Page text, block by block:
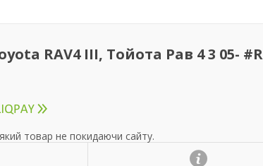
RAV4 III, Тойота Рав 4 3 05-
товар не покидаючи сайту.